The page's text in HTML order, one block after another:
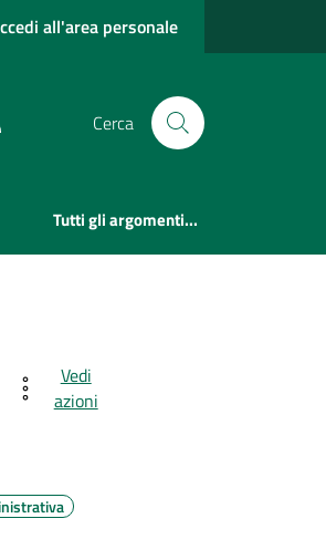
all'area personale
Cerca
Tutti gli argomenti...
Vedi
azioni